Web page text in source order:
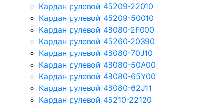
Кардан рулевой 45209-22010
Кардан рулевой 45209-50010
Кардан рулевой 48080-2F000
Кардан рулевой 45260-20390
Кардан рулевой 48080-70J10
Кардан рулевой 48080-50A00
Кардан рулевой 48080-65Y00
Кардан рулевой 48080-62J11
Кардан рулевой 45210-22120